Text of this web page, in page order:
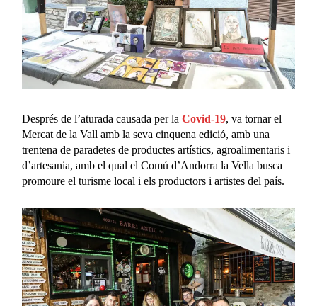
Després de l’aturada causada per laCovid-19, va tornar el
Mercat de la Vall amb la seva cinquena edició, amb una
trentena de paradetes de productes artístics, agroalimentaris i
d’artesania, amb el qual el Comú d’Andorra la Vella busca
promoure el turisme local i els productors i artistes del país.